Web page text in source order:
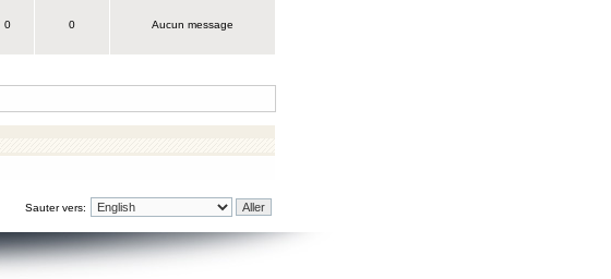
0 0 Aucun message
Sauter vers: